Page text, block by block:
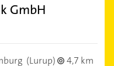
GmbH
(Lurup)
4,7 km